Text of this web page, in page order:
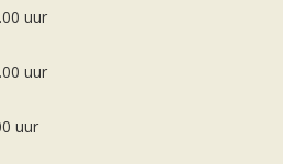
uur
uur
uur